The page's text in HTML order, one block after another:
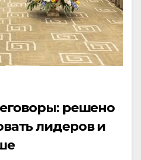
решено
лидеров и